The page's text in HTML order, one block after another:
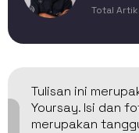
Total
Tulisan ini
Yoursay. Isi dan
merupakan